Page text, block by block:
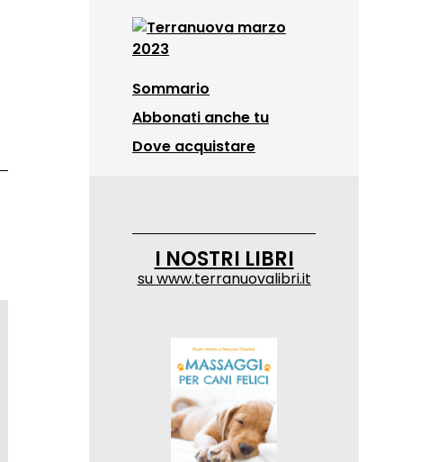
Sommario
Abbonati anche tu
Dove acquistare
I NOSTRI LIBRI
suwww.terranuovalibri.it